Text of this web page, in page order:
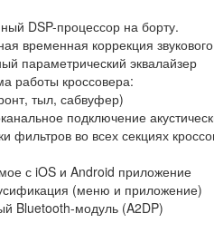
DSP-процессор на борту.
временная коррекция
параметрический эквалайзер
работы кроссовера:
тыл, сабвуфер)
подключение
фильтров во всех секциях
с iOS и Android приложение
(меню и приложение)
Bluetooth-модуль (A2DP)